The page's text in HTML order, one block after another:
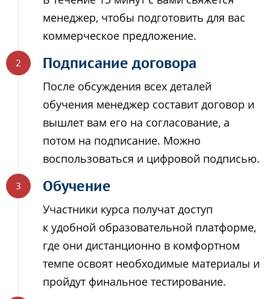
менеджер, чтобы подготовить для вас
коммерческое предложение.
Подписание договора
После обсуждения всех деталей
обучения менеджер составит договор и
вышлет вам его на согласование, а
потом на подписание. Можно
воспользоваться и цифровой подписью.
Обучение
Участники курса получат доступ
к удобной образовательной платформе,
где они дистанционно в комфортном
темпе освоят необходимые материалы и
пройдут финальное тестирование.